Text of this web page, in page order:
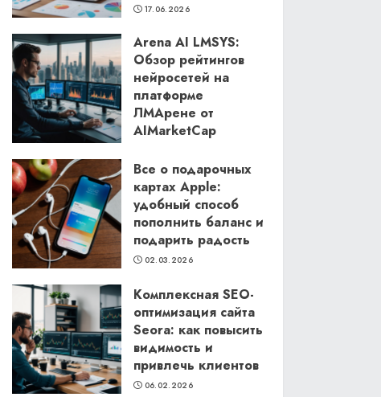
17.06.2026
Arena AI LMSYS:
Обзор рейтингов
нейросетей на
платформе
ЛМАрене от
AIMarketCap
Все о подарочных
картах Apple:
удобный способ
пополнить баланс и
подарить радость
02.03.2026
Комплексная SEO-
оптимизация сайта
Seora: как повысить
видимость и
привлечь клиентов
06.02.2026